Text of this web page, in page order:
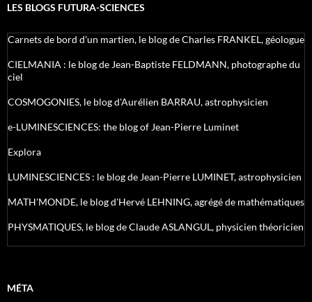
LES BLOGS FUTURA-SCIENCES
Carnets de bord d’un martien, le blog de Charles FRANKEL, géologue
CIELMANIA : le blog de Jean-Baptiste FELDMANN, photographe du
ciel
COSMOGONIES, le blog d'Aurélien BARRAU, astrophysicien
e-LUMINESCIENCES: the blog of Jean-Pierre Luminet
Explora
LUMINESCIENCES : le blog de Jean-Pierre LUMINET, astrophysicien
MATH'MONDE, le blog d'Hervé LEHNING, agrégé de mathématiques
PHYSMATIQUES, le blog de Claude ASLANGUL, physicien théoricien
MÉTA